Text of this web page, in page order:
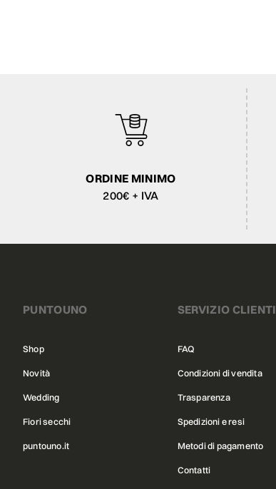
ORDINE MINIMO
200€ + IVA
PUNTOUNO
Shop
Novità
Wedding
Fiori secchi
puntouno.it
SERVIZIO CLIENTI
FAQ
Condizioni di vendita
Trasparenza
Spedizioni e resi
Metodi di pagamento
Contatti